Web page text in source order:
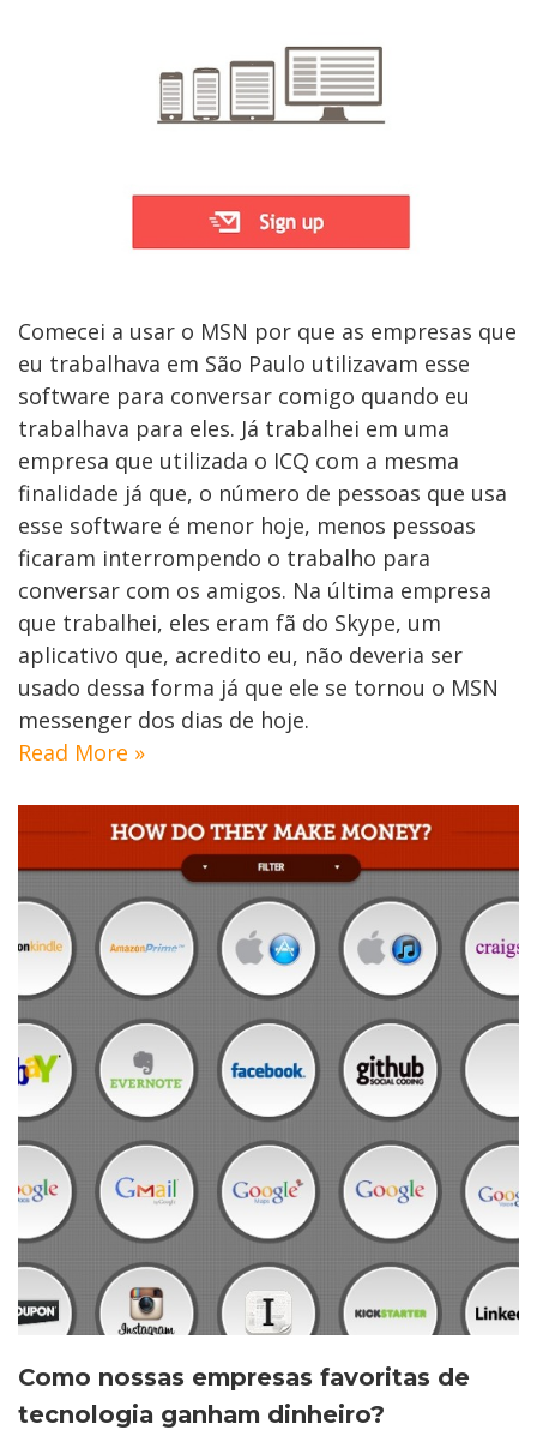
Comecei a usar o MSN por que as empresas que
eu trabalhava em São Paulo utilizavam esse
software para conversar comigo quando eu
trabalhava para eles. Já trabalhei em uma
empresa que utilizada o ICQ com a mesma
finalidade já que, o número de pessoas que usa
esse software é menor hoje, menos pessoas
ficaram interrompendo o trabalho para
conversar com os amigos. Na última empresa
que trabalhei, eles eram fã do Skype, um
aplicativo que, acredito eu, não deveria ser
usado dessa forma já que ele se tornou o MSN
messenger dos dias de hoje.
Read More »
Como nossas empresas favoritas de
tecnologia ganham dinheiro?